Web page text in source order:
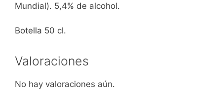
Mundial). 5,4% de alcohol.
Botella 50 cl.
Valoraciones
No hay valoraciones aún.